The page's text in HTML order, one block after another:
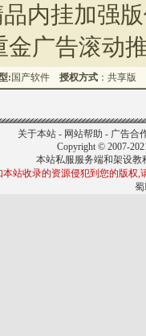
内挂加强
广告滚动
: 国产软件 授权方式：共享版
关于本站- 网站帮助 - 广告合
Copyright © 2007-
本站私服服务端和架设教
本站收录的资源侵犯到您的版权,
蜀